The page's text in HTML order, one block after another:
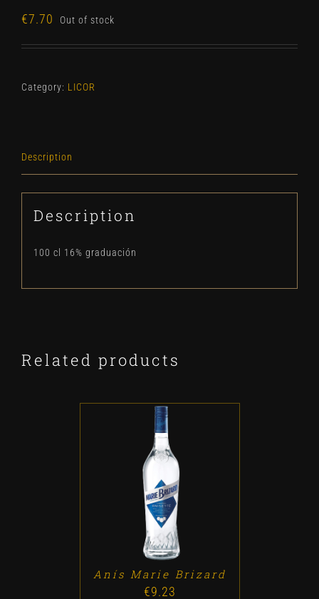
€7.70 Out of stock
Category: LICOR
Description
Description
100 cl 16% graduación
Related products
ADD TO CART / DETALLES
Anís Marie Brizard
€9.23